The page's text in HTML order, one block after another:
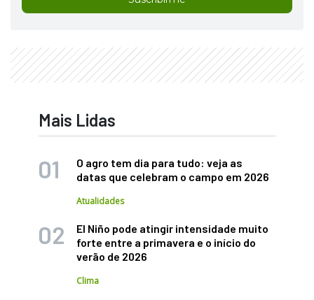
Mais Lidas
O agro tem dia para tudo: veja as
datas que celebram o campo em 2026
Atualidades
El Niño pode atingir intensidade muito
forte entre a primavera e o início do
verão de 2026
Clima